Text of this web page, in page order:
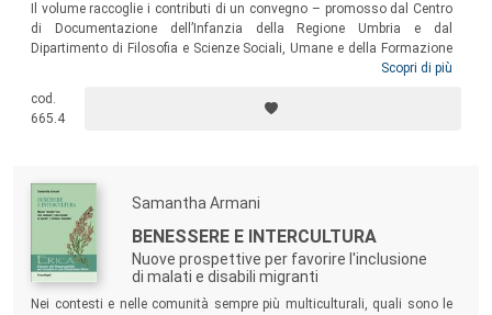
Il volume raccoglie i contributi di un convegno – promosso dal Centro
di Documentazione dell’Infanzia della Regione Umbria e dal
Dipartimento di Filosofia e Scienze Sociali, Umane e della Formazione
dell’Università di Perugia – orientato alla progettazione del sistema
analizzando sia le dimensioni teoriche sia alcune esperienze
realizzate in diversi contesti e offrendo spunti di riflessione per la
Scopri di più
cod.
665.4
Samantha Armani
BENESSERE E INTERCULTURA
Nuove prospettive per favorire l'inclusione
di malati e disabili migranti
Nei contesti e nelle comunità sempre più multiculturali, quali sono le